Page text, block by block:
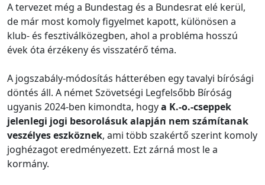
A tervezet még a Bundestag és a Bundesrat elé kerül,
de már most komoly figyelmet kapott, különösen a
klub- és fesztiválközegben, ahol a probléma hosszú
évek óta érzékeny és visszatérő téma.
A jogszabály-módosítás hátterében egy tavalyi bírósági
döntés áll. A német Szövetségi Legfelsőbb Bíróság
ugyanis 2024-ben kimondta, hogya K.-o.-cseppek
jelenlegi jogi besorolásuk alapján nem számítanak
veszélyes eszköznek, ami több szakértő szerint komoly
joghézagot eredményezett. Ezt zárná most le a
kormány.